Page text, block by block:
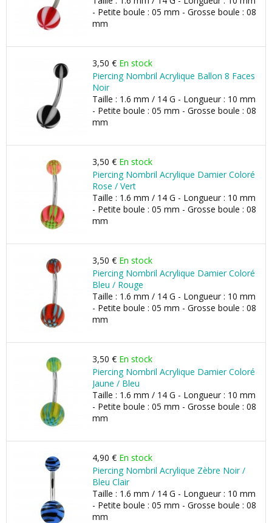
- Petite boule : 05 mm - Grosse boule : 08
mm
3,50 € En stock
Piercing Nombril Acrylique Ballon 8 Faces
Noir
Taille : 1.6 mm / 14 G - Longueur : 10 mm
- Petite boule : 05 mm - Grosse boule : 08
mm
3,50 € En stock
Piercing Nombril Acrylique Damier Coloré
Rose / Vert
Taille : 1.6 mm / 14 G - Longueur : 10 mm
- Petite boule : 05 mm - Grosse boule : 08
mm
3,50 € En stock
Piercing Nombril Acrylique Damier Coloré
Bleu / Rouge
Taille : 1.6 mm / 14 G - Longueur : 10 mm
- Petite boule : 05 mm - Grosse boule : 08
mm
3,50 € En stock
Piercing Nombril Acrylique Damier Coloré
Jaune / Bleu
Taille : 1.6 mm / 14 G - Longueur : 10 mm
- Petite boule : 05 mm - Grosse boule : 08
mm
4,90 € En stock
Piercing Nombril Acrylique Zèbre Noir /
Bleu Clair
Taille : 1.6 mm / 14 G - Longueur : 10 mm
- Petite boule : 05 mm - Grosse boule : 08
mm